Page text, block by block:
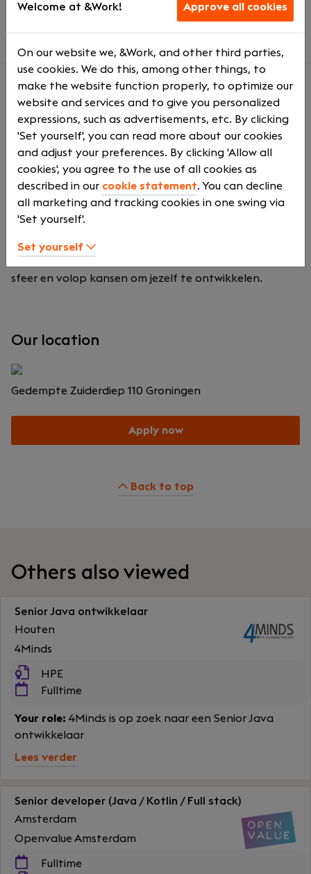
Ruimte om een passende situatie voor jezelf te
About us
Fullred is 10 jaar geleden opgericht in Groningen en
heeft zich sindsdien bewezen als specialist in Business
Intelligence, Test Automation en Java Development.
We werken samen met een brede groep
opdrachtgevers, waaronder banken, verzekeraars en
(semi-)overheidsorganisaties. Onze focus ligt op
Noord-Nederland, maar als je een keer buiten de regio
wilt kijken, denken we graag met je mee. Wat je van
sfeer en volop kansen om jezelf te ontwikkelen.
Our location
Gedempte Zuiderdiep 110 Groningen
Apply now
Back to top
Others also viewed
Senior Java ontwikkelaar
Houten
4Minds
HPE
Fulltime
Your role: 4Minds is op zoek naar een Senior Java
ontwikkelaar
Lees verder
Senior developer (Java / Kotlin / Full stack)
Amsterdam
Openvalue Amsterdam
Fulltime
Welcome at &Work! Approve all cookies
On our website we, &Work, and other third parties,
use cookies. We do this, among other things, to
make the website function properly, to optimize our
website and services and to give you personalized
expressions, such as advertisements, etc. By clicking
'Set yourself', you can read more about our cookies
and adjust your preferences. By clicking 'Allow all
cookies', you agree to the use of all cookies as
described in our cookie statement. You can decline
all marketing and tracking cookies in one swing via
'Set yourself'.
Set yourself